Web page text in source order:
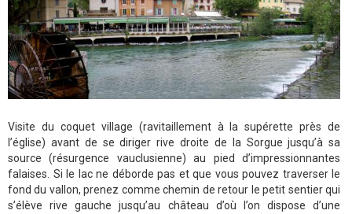
Visite du coquet village (ravitaillement à la supérette près de
l’église) avant de se diriger rive droite de la Sorgue jusqu’à sa
source (résurgence vauclusienne) au pied d’impressionnantes
falaises. Si le lac ne déborde pas et que vous pouvez traverser le
fond du vallon, prenez comme chemin de retour le petit sentier qui
s’élève rive gauche jusqu’au château d’où l’on dispose d’une